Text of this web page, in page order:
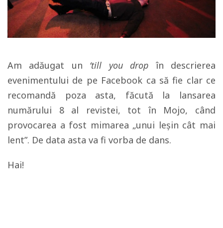
Am adăugat un ‘till you drop în descrierea
evenimentului de pe Facebook ca să fie clar ce
recomandă poza asta, făcută la lansarea
numărului 8 al revistei, tot în Mojo, când
provocarea a fost mimarea „unui leșin cât mai
lent”. De data asta va fi vorba de dans.
Hai!